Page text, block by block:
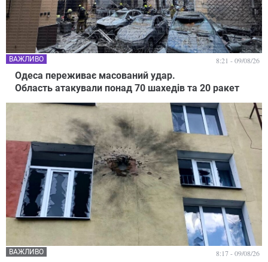
Одеса переживає масований удар.
Область атакували понад 70 шахедів та 20 ракет
ВАЖЛИВО 8:21 - 09/08/26
ВАЖЛИВО 8:17 - 09/08/26